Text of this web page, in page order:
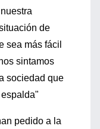
de
sea más fácil
sintamos
sociedad que
pedido a la